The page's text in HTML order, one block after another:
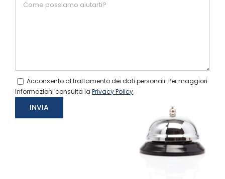
Acconsento al trattamento dei dati personali. Per maggiori
informazioni consulta la Privacy Policy